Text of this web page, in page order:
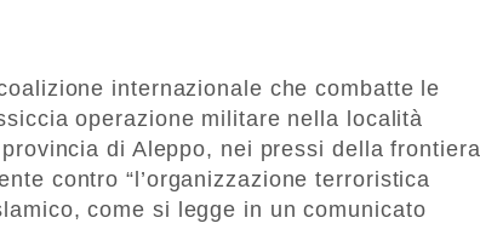
internazionale che combatte le
operazione militare nella località
di Aleppo, nei pressi della frontiera
contro “l’organizzazione terroristica
come si legge in un comunicato